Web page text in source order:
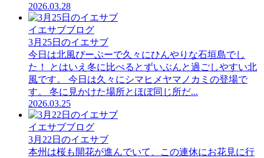
2026.03.28
イエサブブログ
3月25日のイエサブ
今日は北風ぴーぷーで久々にひんやりな石垣島でし
た！ とはいえ冬に比べるとずいぶんと過ごしやすい北
風です。 今日は久々にシマヒメヤマノカミの登場で
す。 冬に見かけた場所とほぼ同じ所だ...
2026.03.25
イエサブブログ
3月22日のイエサブ
本州は桜も開花が進んでいて、この連休にお花見に行